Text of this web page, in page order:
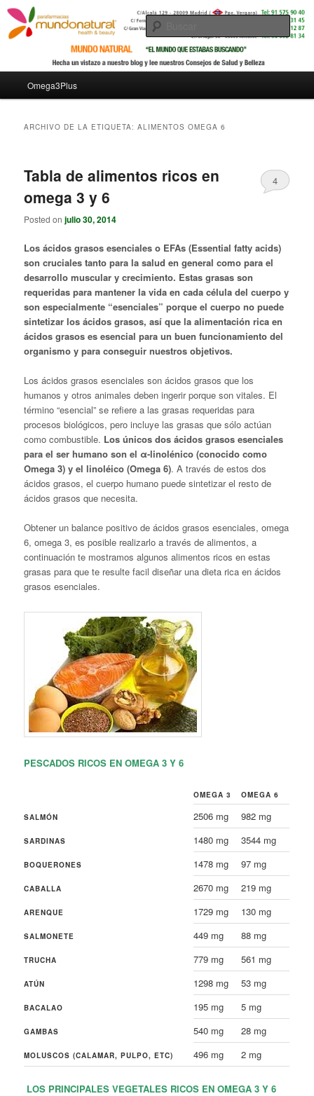
Ir al contenido principal
Ir al contenido secundario
Omega3Plus
ARCHIVO DE LA ETIQUETA:ALIMENTOS OMEGA 6
Tabla de alimentos ricos en
omega 3 y 6
Posted onjulio 30, 2014
4
Los ácidos grasos esenciales o EFAs (Essential fatty acids)
son cruciales tanto para la salud en general como para el
desarrollo muscular y crecimiento. Estas grasas son
requeridas para mantener la vida en cada célula del cuerpo y
son especialmente “esenciales” porque el cuerpo no puede
sintetizar los ácidos grasos, así que la alimentación rica en
ácidos grasos es esencial para un buen funcionamiento del
organismo y para conseguir nuestros objetivos.
Los ácidos grasos esenciales son ácidos grasos que los
humanos y otros animales deben ingerir porque son vitales. El
término “esencial” se refiere a las grasas requeridas para
procesos biológicos, pero incluye las grasas que sólo actúan
como combustible. Los únicos dos ácidos grasos esenciales
para el ser humano son el α-linolénico (conocido como
Omega 3) y el linoléico (Omega 6). A través de estos dos
ácidos grasos, el cuerpo humano puede sintetizar el resto de
ácidos grasos que necesita.
Obtener un balance positivo de ácidos grasos esenciales, omega
6, omega 3, es posible realizarlo a través de alimentos, a
continuación te mostramos algunos alimentos ricos en estas
grasas para que te resulte facil diseñar una dieta rica en ácidos
grasos esenciales.
PESCADOS RICOS EN OMEGA 3 Y 6
OMEGA 3 OMEGA 6
SALMÓN 2506 mg 982 mg
SARDINAS 1480 mg 3544 mg
BOQUERONES 1478 mg 97 mg
CABALLA 2670 mg 219 mg
ARENQUE 1729 mg 130 mg
SALMONETE 449 mg 88 mg
TRUCHA 779 mg 561 mg
ATÚN 1298 mg 53 mg
BACALAO 195 mg 5 mg
GAMBAS 540 mg 28 mg
MOLUSCOS (CALAMAR, PULPO, ETC) 496 mg 2 mg
LOS PRINCIPALES VEGETALES RICOS EN OMEGA 3 Y 6